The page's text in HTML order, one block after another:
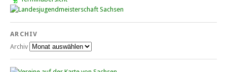
ARCHIV
Archiv